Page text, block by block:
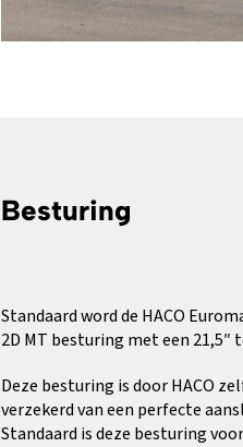
Besturing
Standaard word de HACO
2D MT besturing met een 21,5″
Deze besturing is door HACO
verzekerd van een perfecte
Standaard is deze besturing